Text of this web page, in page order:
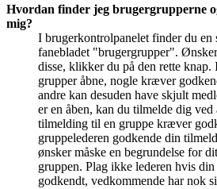
Hvordan finder jeg brugergrupperne
mig?
I brugerkontrolpanelet finder du en
fanebladet "brugergrupper".
disse, klikker du på den rette
grupper åbne, nogle kræver
andre kan desuden have skjult
er en åben, kan du tilmelde dig
tilmelding til en gruppe kræver
gruppelederen godkende din
ønsker måske en begrundelse for
gruppen. Plag ikke lederen hvis
godkendt, vedkommende har nok